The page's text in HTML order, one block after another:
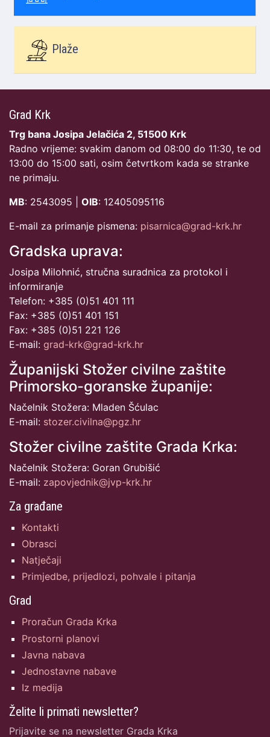
Plaže
Grad Krk
Trg bana Josipa Jelačića 2, 51500 Krk
Radno vrijeme: svakim danom od 08:00 do 11:30, te od
13:00 do 15:00 sati, osim četvrtkom kada se stranke
ne primaju.
MB: 2543095 | OIB: 12405095116
E-mail za primanje pismena: pisarnica@grad-krk.hr
Gradska uprava:
Josipa Milohnić, stručna suradnica za protokol i
informiranje
Telefon: +385 (0)51 401 111
Fax: +385 (0)51 401 151
Fax: +385 (0)51 221 126
E-mail: grad-krk@grad-krk.hr
Županijski Stožer civilne zaštite
Primorsko-goranske županije:
Načelnik Stožera: Mladen Šćulac
E-mail: stozer.civilna@pgz.hr
Stožer civilne zaštite Grada Krka:
Načelnik Stožera: Goran Grubišić
E-mail: zapovjednik@jvp-krk.hr
Za građane
Kontakti
Obrasci
Natječaji
Primjedbe, prijedlozi, pohvale i pitanja
Grad
Proračun Grada Krka
Prostorni planovi
Javna nabava
Jednostavne nabave
Iz medija
Želite li primati newsletter?
Prijavite se na newsletter Grada Krka